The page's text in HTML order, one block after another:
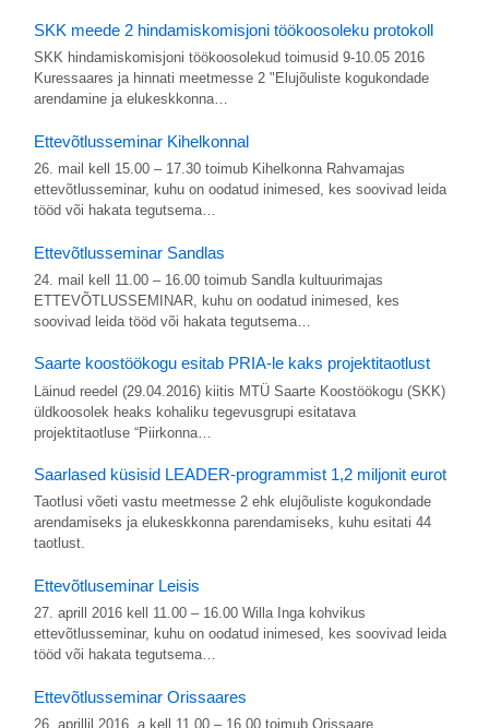
SKK meede 2 hindamiskomisjoni töökoosoleku protokoll
SKK hindamiskomisjoni töökoosolekud toimusid 9-10.05 2016
Kuressaares ja hinnati meetmesse 2 "Elujõuliste kogukondade
arendamine ja elukeskkonna…
Ettevõtlusseminar Kihelkonnal
26. mail kell 15.00 – 17.30 toimub Kihelkonna Rahvamajas
ettevõtlusseminar, kuhu on oodatud inimesed, kes soovivad leida
tööd või hakata tegutsema…
Ettevõtlusseminar Sandlas
24. mail kell 11.00 – 16.00 toimub Sandla kultuurimajas
ETTEVÕTLUSSEMINAR, kuhu on oodatud inimesed, kes
soovivad leida tööd või hakata tegutsema…
Saarte koostöökogu esitab PRIA-le kaks projektitaotlust
Läinud reedel (29.04.2016) kiitis MTÜ Saarte Koostöökogu (SKK)
üldkoosolek heaks kohaliku tegevusgrupi esitatava
projektitaotluse “Piirkonna…
Saarlased küsisid LEADER-programmist 1,2 miljonit eurot
Taotlusi võeti vastu meetmesse 2 ehk elujõuliste kogukondade
arendamiseks ja elukeskkonna parendamiseks, kuhu esitati 44
taotlust.
Ettevõtluseminar Leisis
27. aprill 2016 kell 11.00 – 16.00 Willa Inga kohvikus
ettevõtlusseminar, kuhu on oodatud inimesed, kes soovivad leida
tööd või hakata tegutsema…
Ettevõtlusseminar Orissaares
26 .aprillil 2016. a kell 11.00 – 16.00 toimub Orissaare